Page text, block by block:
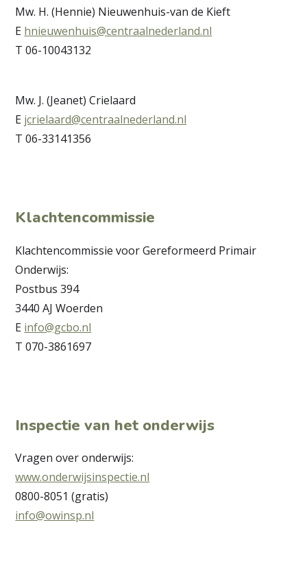
Mw. H.(Hennie) Nieuwenhuis-van de Kieft
E hnieuwenhuis@centraalnederland.nl
T 06-10043132
Mw. J. (Jeanet) Crielaard
E jcrielaard@centraalnederland.nl
T 06-33141356
Klachtencommissie
Klachtencommissie voor Gereformeerd Primair
Onderwijs:
Postbus 394
3440 AJ Woerden
E info@gcbo.nl
T 070-3861697
Inspectie van het onderwijs
Vragen over onderwijs:
www.onderwijsinspectie.nl
0800-8051 (gratis)
info@owinsp.nl